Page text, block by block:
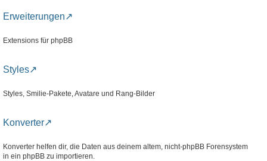
Erweiterungen
Extensions für phpBB
Styles
Styles, Smilie-Pakete, Avatare und Rang-Bilder
Konverter
Konverter helfen dir, die Daten aus deinem altem, nicht-phpBB Forensystem
in ein phpBB zu importieren.